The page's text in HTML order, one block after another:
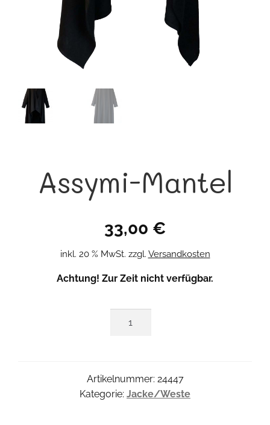
Assymi-Mantel
33,00 €
inkl. 20 % MwSt. zzgl. Versandkosten
Achtung! Zur Zeit nicht verfügbar.
Artikelnummer: 24447
Kategorie: Jacke/Weste